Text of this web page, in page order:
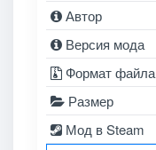
Автор
Версия мода
Формат файла
Размер
Мод в Steam